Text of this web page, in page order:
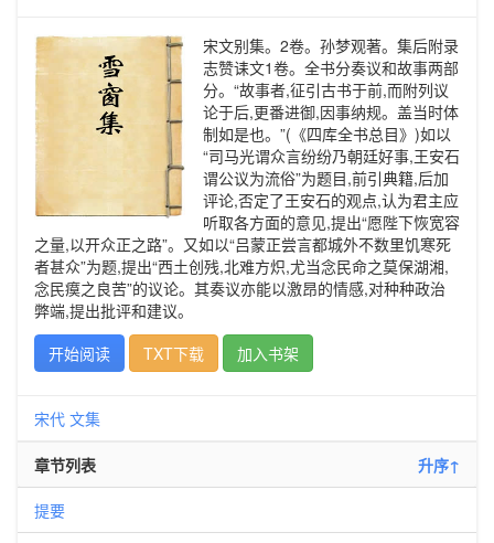
宋文别集。2卷。孙梦观著。集后附录
志赞诔文1卷。全书分奏议和故事两部
分。“故事者,征引古书于前,而附列议
论于后,更番进御,因事纳规。盖当时体
制如是也。”(《四库全书总目》)如以
“司马光谓众言纷纷乃朝廷好事,王安石
谓公议为流俗”为题目,前引典籍,后加
评论,否定了王安石的观点,认为君主应
听取各方面的意见,提出“愿陛下恢宽容
之量,以开众正之路”。又如以“吕蒙正尝言都城外不数里饥寒死
者甚众”为题,提出“西土创残,北难方炽,尤当念民命之莫保湖湘,
念民瘼之良苦”的议论。其奏议亦能以激昂的情感,对种种政治
弊端,提出批评和建议。
开始阅读
TXT下载 加入书架
宋代 文集
章节列表 升序↑
提要